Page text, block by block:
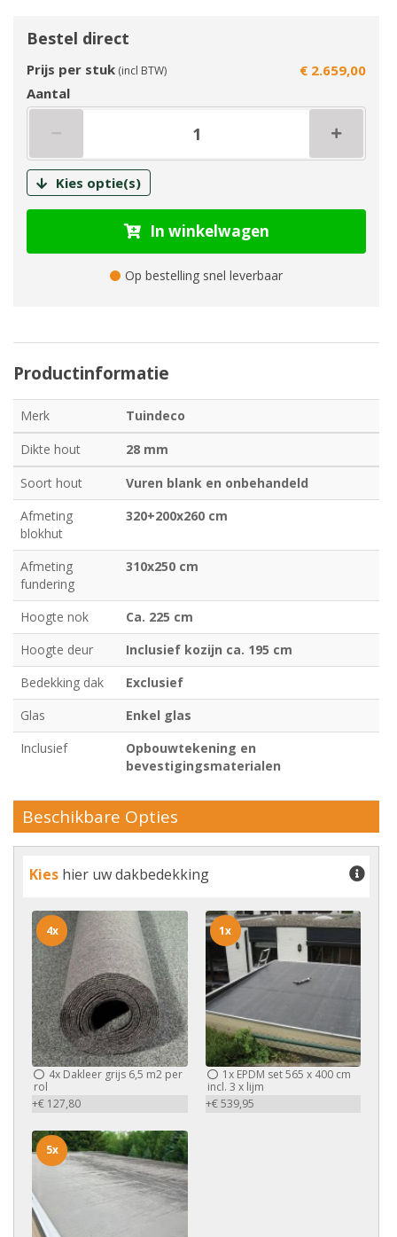
Bestel direct
Prijs per stuk (incl BTW)
€ 2.659,00
Aantal
Kies optie(s)
In winkelwagen
Op bestelling snel leverbaar
Productinformatie
Merk
Tuindeco
Dikte hout
28 mm
Soort hout
Vuren blank en onbehandeld
Afmeting
blokhut
320+200x260 cm
Afmeting
fundering
310x250 cm
Hoogte nok
Ca. 225 cm
Hoogte deur
Inclusief kozijn ca. 195 cm
Bedekking dak
Exclusief
Glas
Enkel glas
Inclusief
Opbouwtekening en
bevestigingsmaterialen
Beschikbare Opties
Kies hier uw dakbedekking
4x Dakleer grijs 6,5 m2 per
rol
+€ 127,80
4x
1xEPDM set 565 x 400 cm
incl. 3 x lijm
+€ 539,95
1x
5x